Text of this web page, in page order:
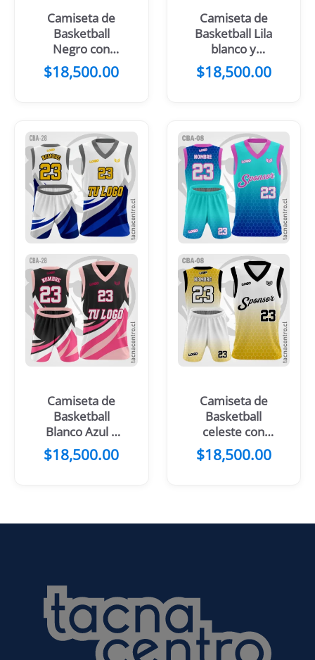
Camiseta de
Basketball
Negro con
Mangas
Amarillas
$18,500.00
Camiseta de
Basketball Lila
blanco y
mangas
celestes
$18,500.00
Camiseta de
Basketball
Blanco Azul y
mangas gris
$18,500.00
Camiseta de
Basketball
celeste con
mangas
rosadas
$18,500.00